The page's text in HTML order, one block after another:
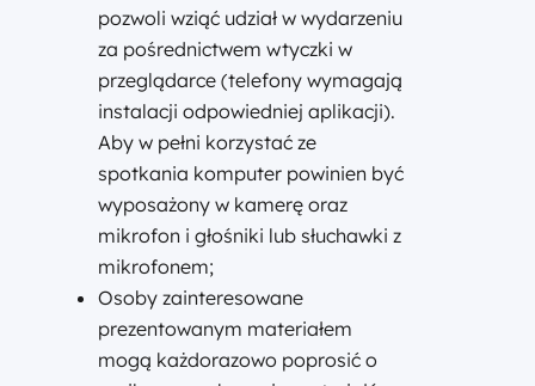
pozwoli wziąć udział w wydarzeniu
za pośrednictwem wtyczki w
przeglądarce (telefony wymagają
instalacji odpowiedniej aplikacji).
Aby w pełni korzystać ze
spotkania komputer powinien być
wyposażony w kamerę oraz
mikrofon i głośniki lub słuchawki z
mikrofonem;
Osoby zainteresowane
prezentowanym materiałem
mogą każdorazowo poprosić o